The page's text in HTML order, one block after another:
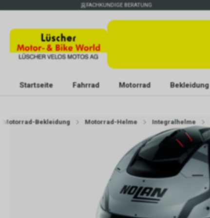
FACHKUNDIGE BERATUNG
Startseite Fahrrad Motorrad Bekleidung
Motorrad-Bekleidung Motorrad-Helme Integralhelme